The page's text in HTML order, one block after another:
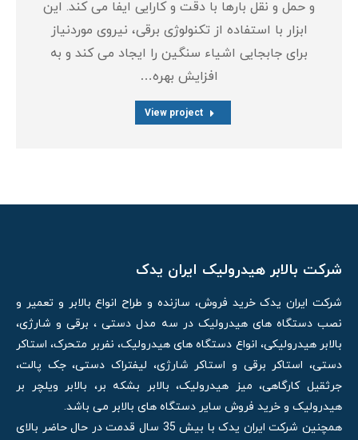
و حمل و نقل بارها با دقت و کارایی ایفا می‌ کند. این
ابزار با استفاده از تکنولوژی برقی، نیروی موردنیاز
برای جابجایی اشیاء سنگین را ایجاد می‌ کند و به
افزایش بهره‌…
View project
شرکت بالابر هیدرولیک ایران یدک
شرکت ایران یدک خرید فروش، سازنده و طراح انواع بالابر و تعمیر و
نصب دستگاه های هیدرولیک در سه مدل دستی ، برقی و شارژی،
بالابر هیدرولیکی، انواع دستگاه های هیدرولیک، نفربر متحرک، استاکر
دستی، استاکر برقی و استاکر شارژی، لیفتراک دستی، جک پالت،
جرثقیل کارگاهی، میز هیدرولیک، بالابر بشکه بر، بالابر ویلچر بر
هیدرولیک و خرید فروش سایر دستگاه های بالابر می باشد.
همچنین شرکت ایران یدک با بیش 35 سال قدمت در حال حاضر بالای